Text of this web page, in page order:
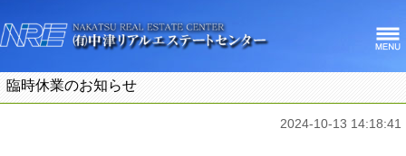
臨時休業のお知らせ
2024-10-13 14:18:41